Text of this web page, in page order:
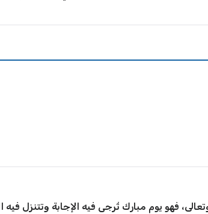
فهو يوم مبارك تُرجى فيه الإجابة وتتنزل فيه